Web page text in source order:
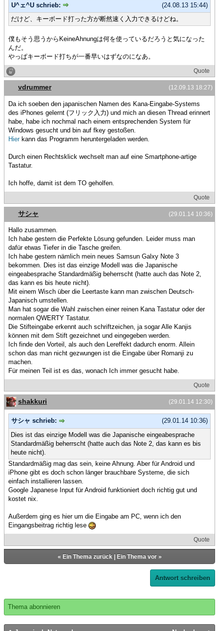
(24.08.13 15:44)
U^ェ^U schrieb:
だけど、キーボード打った方が断然速く入力できるけどね。
僕もそう思うからKeineAhnungは何を使っているだろうと気になった
んだ。
やっぱキーボード打ちが一番早いはずなのになあ。
Quote
(12.09.13 18:27)
vdrummer
Da ich soeben den japanischen Namen des Kana-Eingabe-Systems
des iPhones gelernt (フリック入力) und mich an diesen Thread erinnert
habe, habe ich nochmal nach einem entsprechenden System für
Windows gesucht und bin auf fkey gestoßen.
Hierkann das Programm heruntergeladen werden.
Durch einen Rechtsklick wechselt man auf eine Smartphone-artige
Tastatur.
Ich hoffe, damit ist dem TO geholfen.
Quote
(29.01.14 10:36)
サシャ
Hallo zusammen.
Ich habe gestern die Perfekte Lösung gefunden. Leider muss man
dafür etwas Tiefer in die Tasche greifen.
Ich habe gestern nämlich mein neues Samsun Galxy Note 3
bekommen. Dies ist das einzige Modell was die Japanische
eingeabesprache Standardmäßig beherrscht (hatte auch das Note 2,
das kann es bis heute nicht).
Mit einem Wisch über die Leertaste kann man zwischen Deutsch-
Japanisch umstellen.
Man hat sogar die Wahl zwischen einer reinen Kana Tastatur oder der
normalen QWERTY Tastatur.
Die Stifteingabe erkennt auch schriftzeichen, ja sogar Alle Kanjis
können mit dem Stift gezeichnet und eingegeben werden.
Ich finde den Vorteil, als auch den Lereffekt dadurch enorm. Allein
schon das man nicht gezwungen ist die Eingabe über Romanji zu
machen.
Für meinen Teil ist es das, wonach Ich immer gesucht habe.
Quote
(29.01.14 12:30)
shakkuri
(29.01.14 10:36)
サシャ schrieb:
Dies ist das einzige Modell was die Japanische eingeabesprache
Standardmäßig beherrscht (hatte auch das Note 2, das kann es bis
heute nicht).
Standardmäßig mag das sein, keine Ahnung. Aber für Android und
iPhone gibt es doch schon länger brauchbare Systeme, die sich
einfach installieren lassen.
Google Japanese Input für Android funktioniert doch richtig gut und
kostet nix.
Außerdem ging es hier um die Eingabe am PC, wenn ich den
Eingangsbeitrag richtig lese
Quote
« Ein Thema zurück| Ein Thema vor»
Antwort schreiben
Thema abonnieren